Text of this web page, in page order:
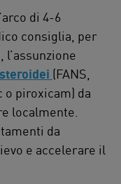
di 4-6
consiglia, per
(FANS,
o piroxicam) da
localmente.
da
e accelerare il